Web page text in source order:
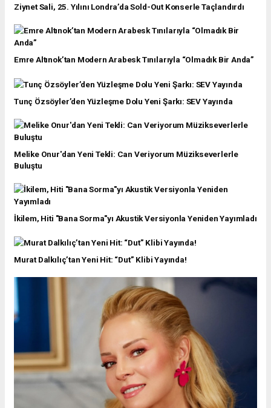
Ziynet Sali, 25. Yılını Londra’da Sold-Out Konserle Taçlandırdı
Emre Altınok’tan Modern Arabesk Tınılarıyla “Olmadık Bir Anda”
Tunç Özsöyler’den Yüzleşme Dolu Yeni Şarkı: SEV Yayında
Melike Onur'dan Yeni Tekli: Can Veriyorum Müzikseverlerle
Buluştu
İkilem, Hiti "Bana Sorma"yı Akustik Versiyonla Yeniden Yayımladı
Murat Dalkılıç’tan Yeni Hit: “Dut” Klibi Yayında!